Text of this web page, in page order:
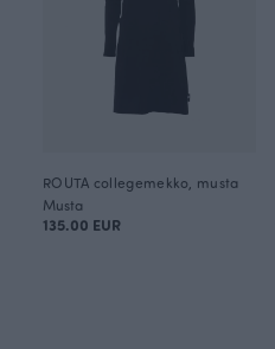
ROUTA collegemekko, musta
Musta
135.00 EUR